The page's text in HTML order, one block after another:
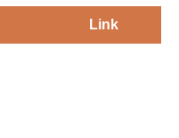
Link